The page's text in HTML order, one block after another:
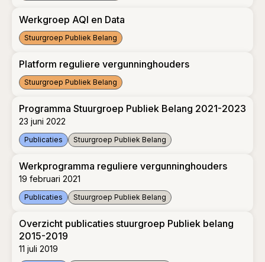
Werkgroep AQI en Data
Stuurgroep Publiek Belang
Platform reguliere vergunninghouders
Stuurgroep Publiek Belang
Programma Stuurgroep Publiek Belang 2021-2023
23 juni 2022
Publicaties Stuurgroep Publiek Belang
Werkprogramma reguliere vergunninghouders
19 februari 2021
Publicaties Stuurgroep Publiek Belang
Overzicht publicaties stuurgroep Publiek belang
2015-2019
11 juli 2019